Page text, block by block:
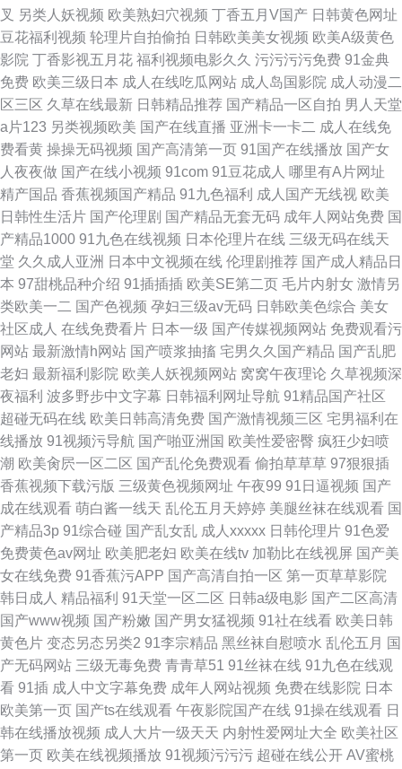
叉 另类人妖视频 欧美熟妇穴视频 丁香五月V国产 日韩黄色网址
豆花福利视频 轮理片自拍偷拍 日韩欧美美女视频 欧美A级黄色
影院 丁香影视五月花 福利视频电影久久 污污污污免费 91金典
免费 欧美三级日本 成人在线吃瓜网站 成人岛国影院 成人动漫二
区三区 久草在线最新 日韩精品推荐 国产精品一区自拍 男人天堂
a片123 另类视频欧美 国产在线直播 亚洲卡一卡二 成人在线免
费看黄 操操无码视频 国产高清第一页 91国产在线播放 国产女
人夜夜做 国产在线小视频 91com 91豆花成人 哪里有A片网址
精产国品 香蕉视频国产精品 91九色福利 成人国产无线视 欧美
日韩性生活片 国产伦理剧 国产精品无套无码 成年人网站免费 国
产精品1000 91九色在线视频 日本伦理片在线 三级无码在线天
堂 久久成人亚洲 日本中文视频在线 伦理剧推荐 国产成人精品日
本 97甜桃品种介绍 91插插插 欧美SE第二页 毛片内射女 激情另
类欧美一二 国产色视频 孕妇三级av无码 日韩欧美色综合 美女
社区成人 在线免费看片 日本一级 国产传媒视频网站 免费观看污
网站 最新激情h网站 国产喷浆抽搐 宅男久久国产精品 国产乱肥
老妇 最新福利影院 欧美人妖视频网站 窝窝午夜理论 久草视频深
夜福利 波多野步中文字幕 日韩福利网址导航 91精品国产社区
超碰无码在线 欧美日韩高清免费 国产激情视频三区 宅男福利在
线播放 91视频污导航 国产啪亚洲国 欧美性爱密臀 疯狂少妇喷
潮 欧美肏屄一区二区 国产乱伦免费观看 偷拍草草草 97狠狠插
香蕉视频下载污版 三级黄色视频网址 午夜99 91日逼视频 国产
成在线观看 萌白酱一线天 乱伦五月天婷婷 美腿丝袜在线观看 国
产精品3p 91综合碰 国产乱女乱 成人xxxxx 日韩伦理片 91色爱
免费黄色av网址 欧美肥老妇 欧美在线tv 加勒比在线视屏 国产美
女在线免费 91香蕉污APP 国产高清自拍一区 第一页草草影院
韩日成人 精品福利 91天堂一区二区 日韩a级电影 国产二区高清
国产www视频 国产粉嫩 国产男女猛视频 91社在线看 欧美日韩
黄色片 变态另态另类2 91李宗精品 黑丝袜自慰喷水 乱伦五月 国
产无码网站 三级无毒免费 青青草51 91丝袜在线 91九色在线观
看 91插 成人中文字幕免费 成年人网站视频 免费在线影院 日本
欧美第一页 国产ts在线观看 午夜影院国产在线 91操在线观看 日
韩在线播放视频 成人大片一级天天 内射性爱网址大全 欧美社区
第一页 欧美在线视频播放 91视频污污污 超碰在线公开 AV蜜桃